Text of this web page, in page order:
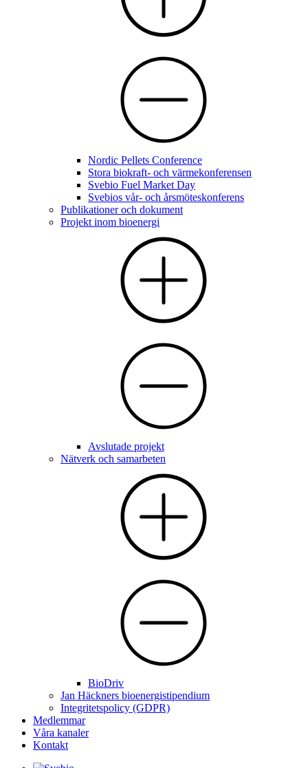
Nordic Pellets Conference
Stora biokraft- och värmekonferensen
Svebio Fuel Market Day
Svebios vår- och årsmöteskonferens
Publikationer och dokument
Projekt inom bioenergi
Avslutade projekt
Nätverk och samarbeten
BioDriv
Jan Häckners bioenergistipendium
Integritetspolicy (GDPR)
Medlemmar
Våra kanaler
Kontakt